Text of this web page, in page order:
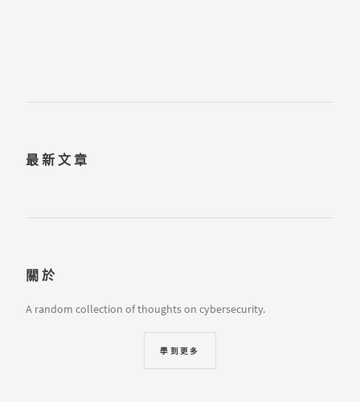
最新文章
關於
A random collection of thoughts on cybersecurity.
學到更多